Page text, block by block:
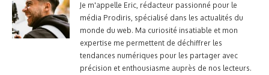
Je m'appelle Eric, rédacteur passionné pour le
média Prodiris, spécialisé dans les actualités du
monde du web. Ma curiosité insatiable et mon
expertise me permettent de déchiffrer les
tendances numériques pour les partager avec
précision et enthousiasme auprès de nos lecteurs.